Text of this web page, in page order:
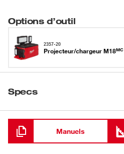
Options d’outil
2357-20
Projecteur/chargeur M18MC
Specs
Chargement
Manuels